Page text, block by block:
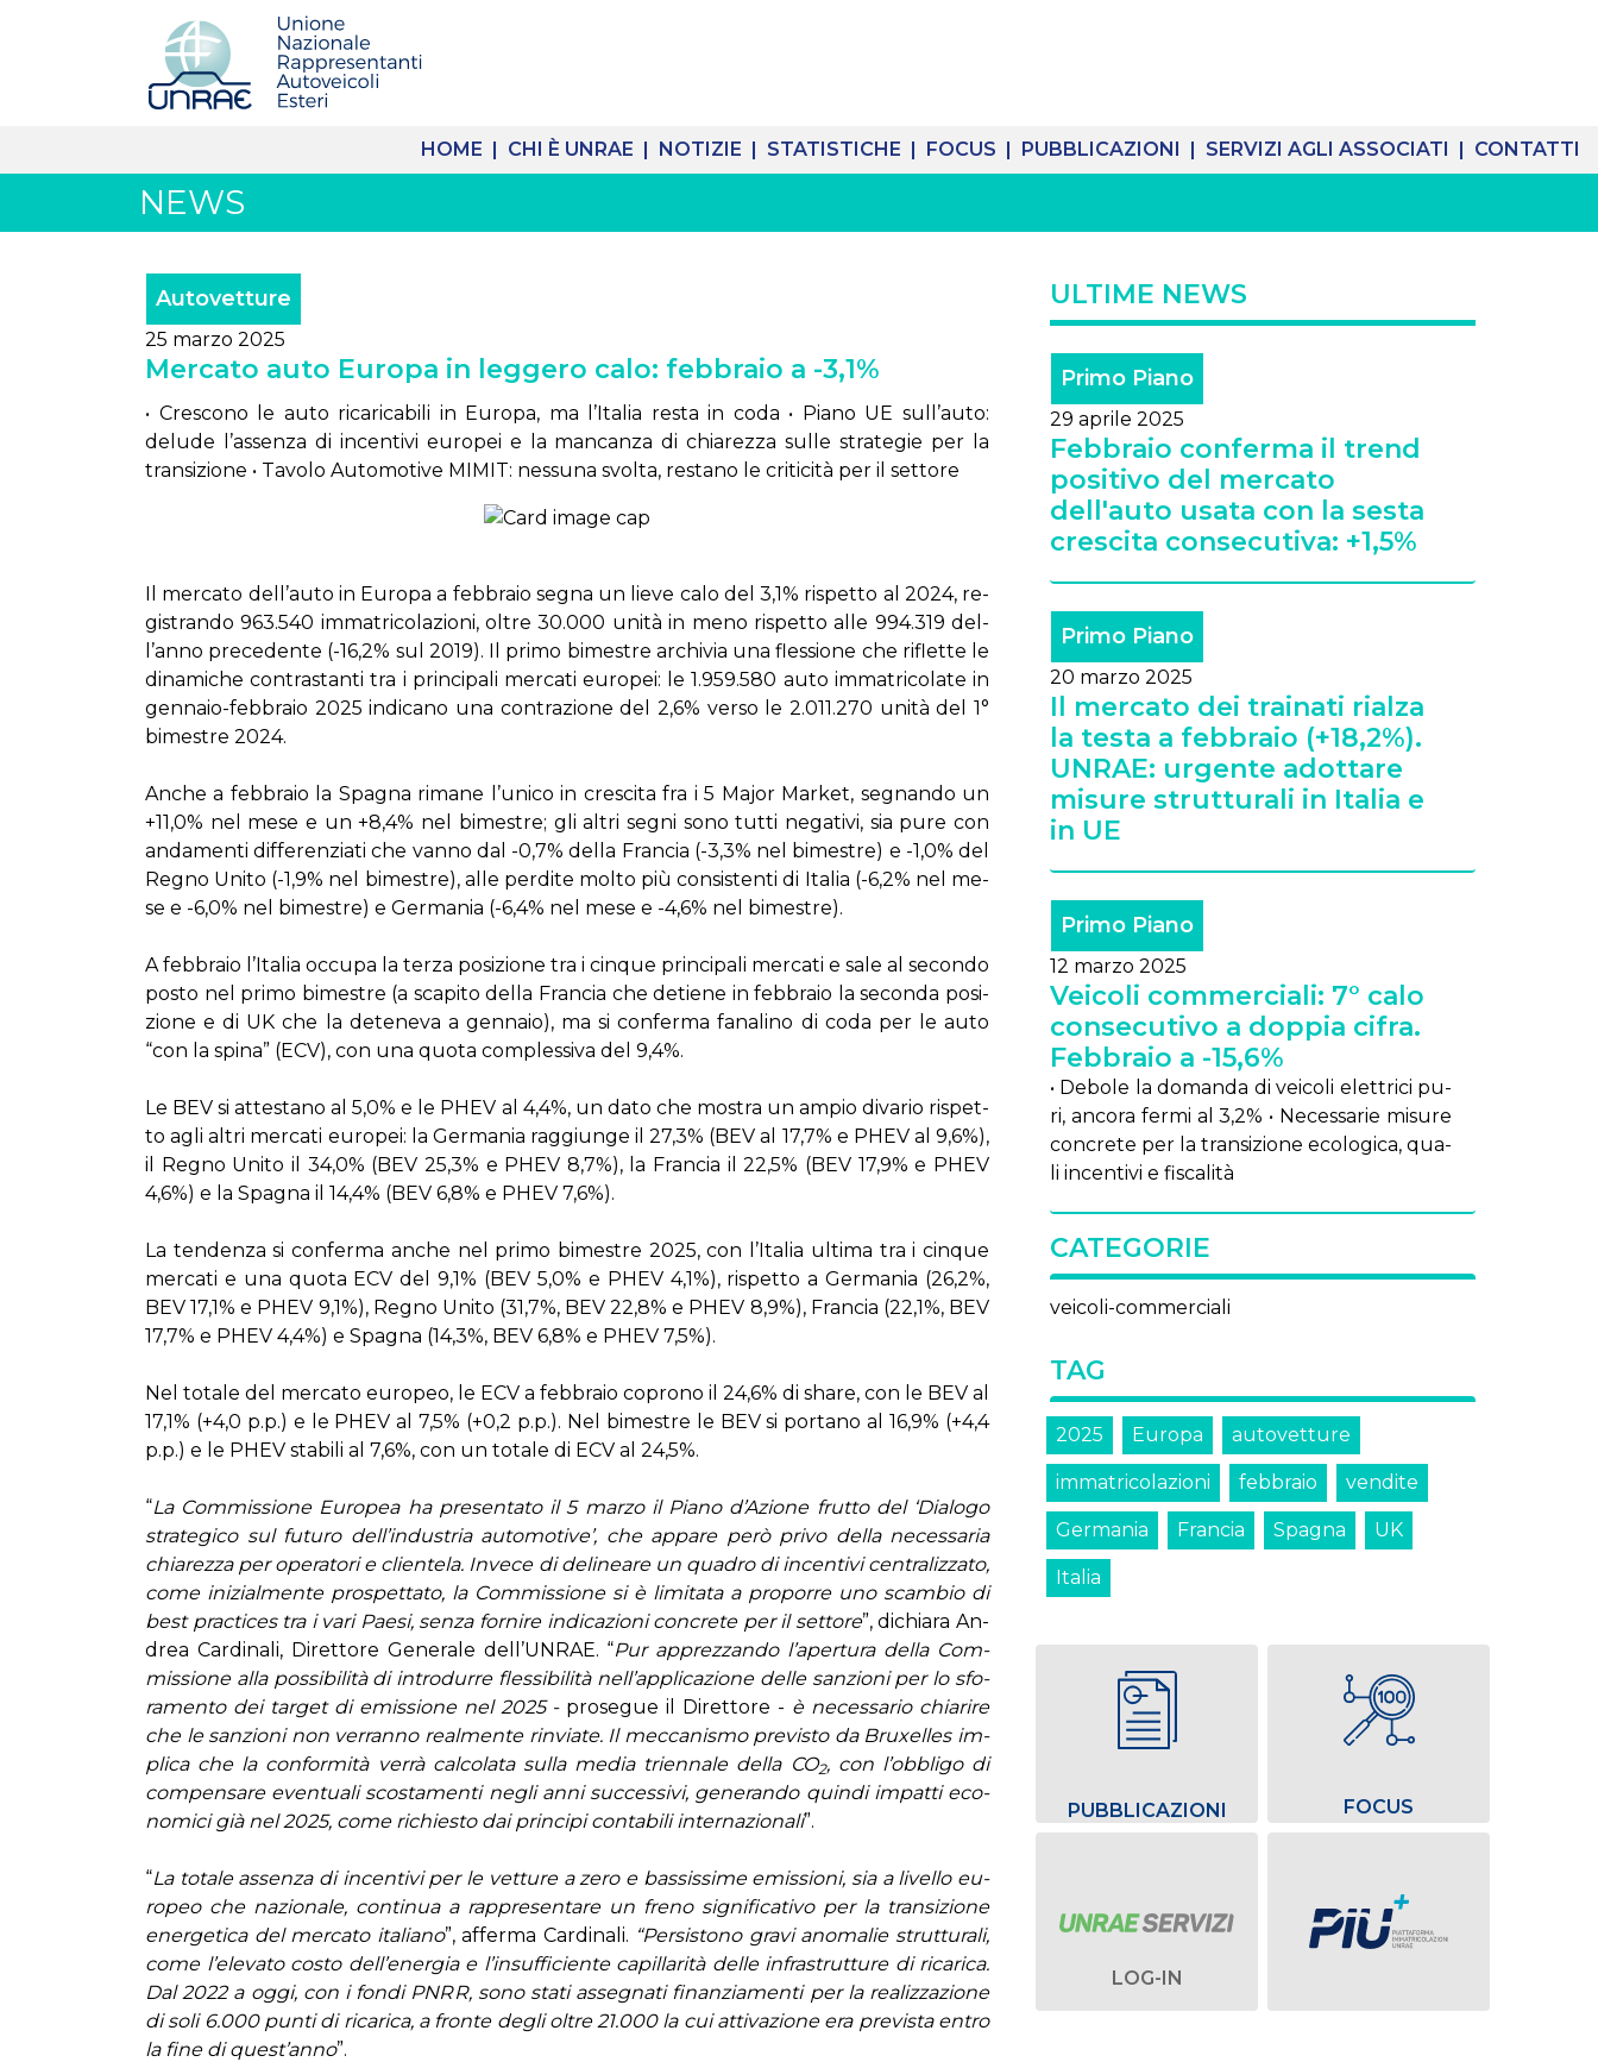
HOME | CHI È UNRAE | NOTIZIE | STATISTICHE | FOCUS | PUBBLICAZIONI | SERVIZI AGLI ASSOCIATI | CONTATTI
NEWS
Autovetture
25 marzo 2025
Mercato auto Europa in leggero calo: febbraio a -3,1%
• Crescono le auto ricaricabili in Europa, ma l’Italia resta in coda • Piano UE sull’auto:
delude l’assenza di incentivi europei e la mancanza di chiarezza sulle strategie per la
transizione • Tavolo Automotive MIMIT: nessuna svolta, restano le criticità per il settore
Il mer­ca­to del­l’au­to in Eu­ro­pa a feb­bra­io se­gna un lie­ve ca­lo del 3,1% ri­spet­to al 2024, re­
gi­stran­do 963.540 im­ma­tri­co­la­zio­ni, ol­tre 30.000 uni­tà in me­no ri­spet­to al­le 994.319 del­
l’an­no pre­ce­den­te (-16,2% sul 2019). Il pri­mo bi­me­stre ar­chi­via una fles­sio­ne che ri­flet­te le
di­na­mi­che con­tra­stan­ti tra i prin­ci­pa­li mer­ca­ti eu­ro­pei: le 1.959.580 au­to im­ma­tri­co­la­te in
gen­na­io-feb­bra­io 2025 in­di­ca­no una con­tra­zio­ne del 2,6% ver­so le 2.011.270 uni­tà del 1°
bi­me­stre 2024.
An­che a feb­bra­io la Spa­gna ri­ma­ne l’u­ni­co in cre­sci­ta fra i 5 Ma­jor Mar­ket, se­gnan­do un
+11,0% nel me­se e un +8,4% nel bi­me­stre; gli al­tri se­gni so­no tut­ti ne­ga­ti­vi, sia pu­re con
an­da­men­ti dif­fe­ren­zia­ti che van­no dal -0,7% del­la Fran­cia (-3,3% nel bi­me­stre) e -1,0% del
Re­gno Uni­to (-1,9% nel bi­me­stre), al­le per­di­te mol­to più con­si­sten­ti di Ita­lia (-6,2% nel me­
se e -6,0% nel bi­me­stre) e Ger­ma­nia (-6,4% nel me­se e -4,6% nel bi­me­stre).
A feb­bra­io l’I­ta­lia oc­cu­pa la ter­za po­si­zio­ne tra i cin­que prin­ci­pa­li mer­ca­ti e sa­le al se­con­do
po­sto nel pri­mo bi­me­stre (a sca­pi­to del­la Fran­cia che de­tie­ne in feb­bra­io la se­con­da po­si­
zio­ne e di UK che la de­te­ne­va a gen­na­io), ma si con­fer­ma fa­na­li­no di co­da per le au­to
“con la spi­na” (ECV), con una quo­ta com­ples­si­va del 9,4%.
Le BEV si at­te­sta­no al 5,0% e le PHEV al 4,4%, un da­to che mo­stra un am­pio di­va­rio ri­spet­
to agli al­tri mer­ca­ti eu­ro­pei: la Ger­ma­nia rag­giun­ge il 27,3% (BEV al 17,7% e PHEV al 9,6%),
il Re­gno Uni­to il 34,0% (BEV 25,3% e PHEV 8,7%), la Fran­cia il 22,5% (BEV 17,9% e PHEV
4,6%) e la Spa­gna il 14,4% (BEV 6,8% e PHEV 7,6%).
La ten­den­za si con­fer­ma an­che nel pri­mo bi­me­stre 2025, con l’I­ta­lia ul­ti­ma tra i cin­que
mer­ca­ti e una quo­ta ECV del 9,1% (BEV 5,0% e PHEV 4,1%), ri­spet­to a Ger­ma­nia (26,2%,
BEV 17,1% e PHEV 9,1%), Re­gno Uni­to (31,7%, BEV 22,8% e PHEV 8,9%), Fran­cia (22,1%, BEV
17,7% e PHEV 4,4%) e Spa­gna (14,3%, BEV 6,8% e PHEV 7,5%).
Nel to­ta­le del mer­ca­to eu­ro­peo, le ECV a feb­bra­io co­pro­no il 24,6% di share, con le BEV al
17,1% (+4,0 p.p.) e le PHEV al 7,5% (+0,2 p.p.). Nel bi­me­stre le BEV si por­ta­no al 16,9% (+4,4
p.p.) e le PHEV sta­bi­li al 7,6%, con un to­ta­le di ECV al 24,5%.
“La Com­mis­sio­ne Eu­ro­pea ha pre­sen­ta­to il 5 mar­zo il Pia­no d’A­zio­ne frut­to del ‘Dia­lo­go
stra­te­gi­co sul fu­tu­ro del­l’in­du­stria au­to­mo­ti­ve’, che ap­pa­re pe­rò pri­vo del­la ne­ces­sa­ria
chia­rez­za per ope­ra­to­ri e clien­te­la. In­ve­ce di de­li­nea­re un qua­dro di in­cen­ti­vi cen­tra­liz­za­to,
co­me ini­zial­men­te pro­spet­ta­to, la Com­mis­sio­ne si è li­mi­ta­ta a pro­por­re uno scam­bio di
be­st prac­ti­ces tra i va­ri Pae­si, sen­za for­ni­re in­di­ca­zio­ni con­cre­te per il set­to­re”, di­chia­ra An­
drea Car­di­na­li, Di­ret­to­re Ge­ne­ra­le del­l’UN­RAE. “Pur ap­prez­zan­do l’a­per­tu­ra del­la Com­
mis­sio­ne al­la pos­si­bi­li­tà di in­tro­dur­re fles­si­bi­li­tà nel­l’ap­pli­ca­zio­ne del­le san­zio­ni per lo sfo­
ra­men­to dei tar­get di emis­sio­ne nel 2025 - pro­se­gue il Di­ret­to­re - è ne­ces­sa­rio chia­ri­re
che le san­zio­ni non ver­ran­no real­men­te rin­via­te. Il mec­ca­ni­smo pre­vi­sto da Bru­xel­les im­
pli­ca che la con­for­mi­tà ver­rà cal­co­la­ta sul­la me­dia trien­na­le del­la CO2, con l’ob­bli­go di
com­pen­sa­re even­tua­li sco­sta­men­ti ne­gli an­ni suc­ces­si­vi, ge­ne­ran­do quin­di im­pat­ti eco­
no­mi­ci già nel 2025, co­me ri­chie­sto dai prin­ci­pi con­ta­bi­li in­ter­na­zio­na­li”.
“La to­ta­le as­sen­za di in­cen­ti­vi per le vet­tu­re a ze­ro e bas­sis­si­me emis­sio­ni, sia a li­vel­lo eu­
ro­peo che na­zio­na­le, con­ti­nua a rap­pre­sen­ta­re un fre­no si­gni­fi­ca­ti­vo per la tran­si­zio­ne
ener­ge­ti­ca del mer­ca­to ita­lia­no”, af­fer­ma Car­di­na­li. “Per­si­sto­no gra­vi ano­ma­lie strut­tu­ra­li,
co­me l’e­le­va­to co­sto del­l’e­ner­gia e l’in­suf­fi­cien­te ca­pil­la­ri­tà del­le in­fra­strut­tu­re di ri­ca­ri­ca.
Dal 2022 a og­gi, con i fon­di PNRR, so­no sta­ti as­se­gna­ti fi­nan­zia­men­ti per la rea­liz­za­zio­ne
di so­li 6.000 pun­ti di ri­ca­ri­ca, a fron­te de­gli ol­tre 21.000 la cui at­ti­va­zio­ne era pre­vi­sta en­tro
la fi­ne di que­st’an­no”.
ULTIME NEWS
Primo Piano
29 aprile 2025
Febbraio conferma il trend
positivo del mercato
dell'auto usata con la sesta
crescita consecutiva: +1,5%
Primo Piano
20 marzo 2025
Il mercato dei trainati rialza
la testa a febbraio (+18,2%).
UNRAE: urgente adottare
misure strutturali in Italia e
in UE
Primo Piano
12 marzo 2025
Veicoli commerciali: 7° calo
consecutivo a doppia cifra.
Febbraio a -15,6%
• De­bo­le la do­man­da di vei­co­li elet­tri­ci pu­
ri, an­co­ra fer­mi al 3,2% • Ne­ces­sa­rie mi­su­re
con­cre­te per la tran­si­zio­ne eco­lo­gi­ca, qua­
li in­cen­ti­vi e fi­sca­li­tà
CATEGORIE
veicoli-commerciali
TAG
2025 Europa autovetture
immatricolazioni febbraio vendite
Germania Francia Spagna UK
Italia
PUBBLICAZIONI FOCUS
LOG-IN